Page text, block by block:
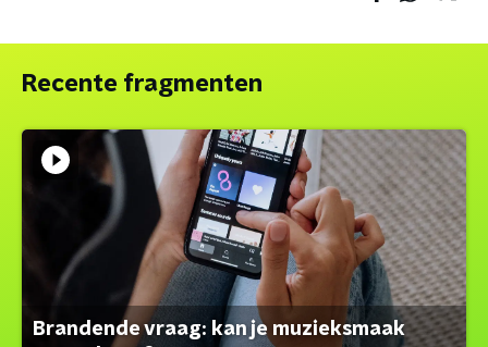
Recente fragmenten
Brandende vraag: kan je muzieksmaak